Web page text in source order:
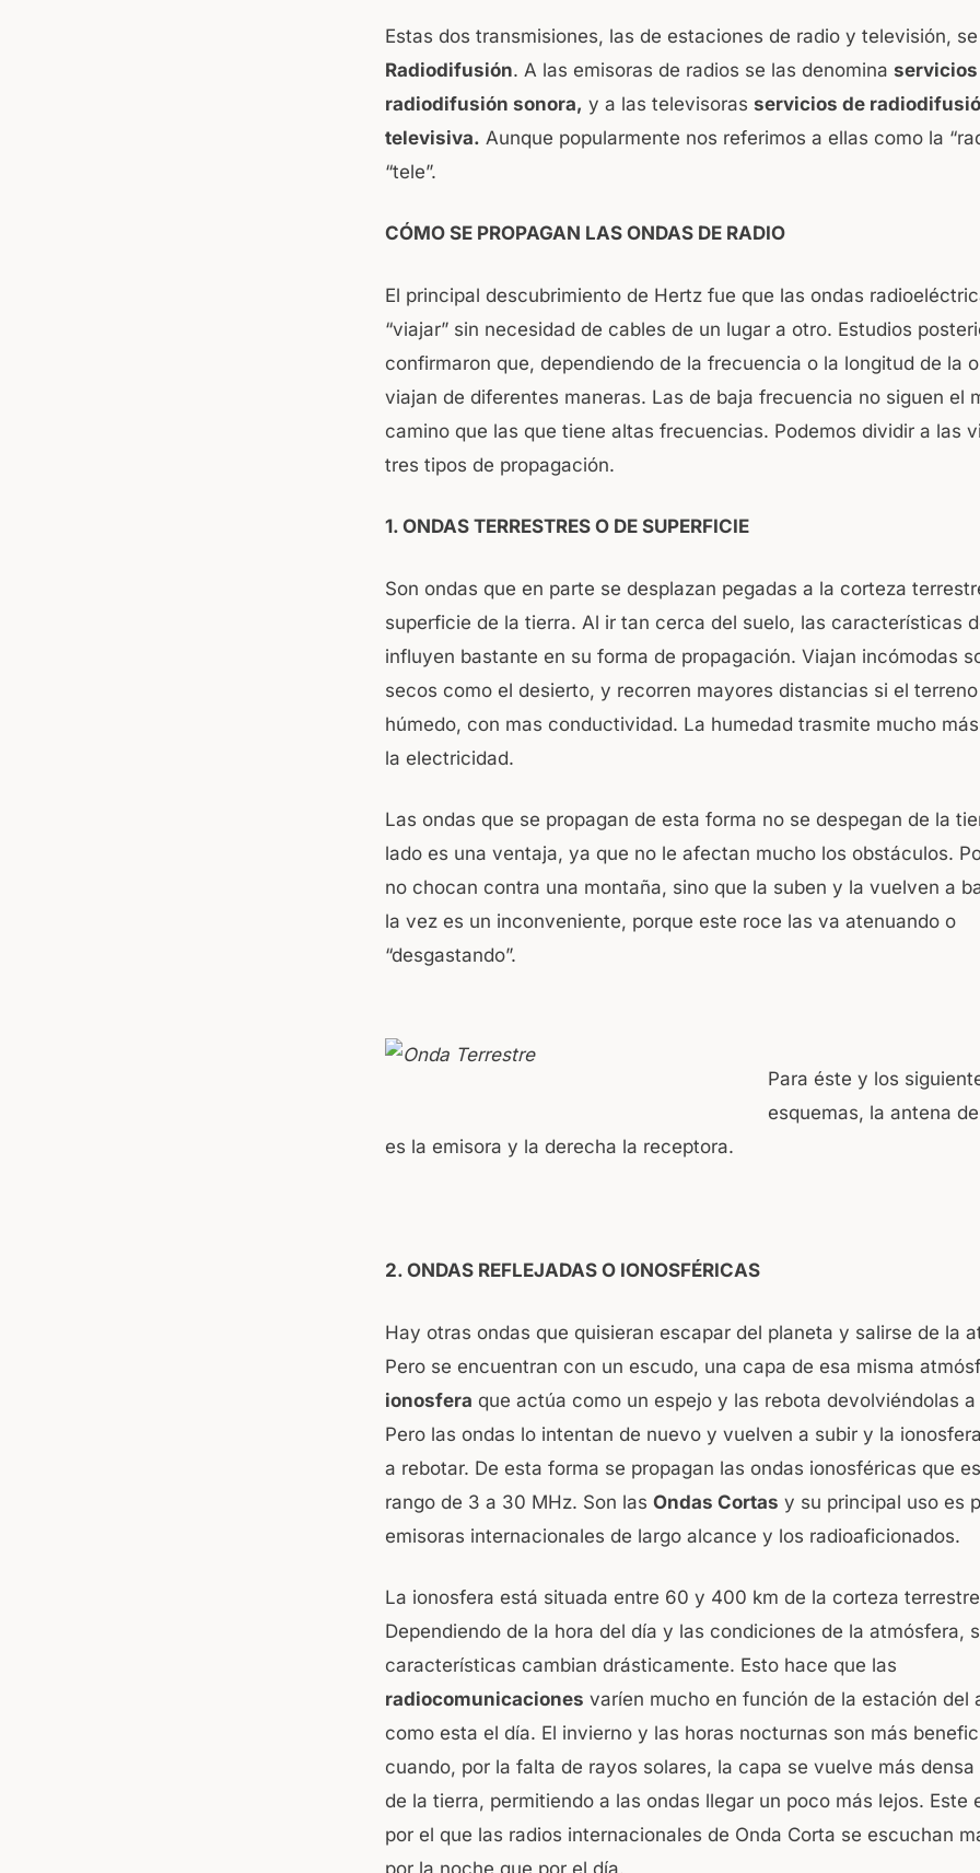
Estas dos transmisiones, las de estaciones de radio y televisión,
Radiodifusión. A las emisoras de radios se las denomina servicios
radiodifusión sonora, y a las televisoras servicios de
televisiva. Aunque popularmente nos referimos a ellas como la
“tele”.
CÓMO SE PROPAGAN LAS ONDAS DE RADIO
El principal descubrimiento de Hertz fue que las ondas
“viajar” sin necesidad de cables de un lugar a otro. Estudios
confirmaron que, dependiendo de la frecuencia o la longitud de la
viajan de diferentes maneras. Las de baja frecuencia no siguen el
camino que las que tiene altas frecuencias. Podemos dividir a las
tres tipos de propagación.
1. ONDAS TERRESTRES O DE SUPERFICIE
Son ondas que en parte se desplazan pegadas a la corteza
superficie de la tierra. Al ir tan cerca del suelo, las características
influyen bastante en su forma de propagación. Viajan incómodas
secos como el desierto, y recorren mayores distancias si el
húmedo, con mas conductividad. La humedad trasmite mucho
la electricidad.
Las ondas que se propagan de esta forma no se despegan de la
lado es una ventaja, ya que no le afectan mucho los obstáculos.
no chocan contra una montaña, sino que la suben y la vuelven a
la vez es un inconveniente, porque este roce las va atenuando o
“desgastando”.
Para éste y los
esquemas, la antena
es la emisora y la derecha la receptora.
2. ONDAS REFLEJADAS O IONOSFÉRICAS
Hay otras ondas que quisieran escapar del planeta y salirse de la
Pero se encuentran con un escudo, una capa de esa misma
ionosfera que actúa como un espejo y las rebota devolviéndolas
Pero las ondas lo intentan de nuevo y vuelven a subir y la
a rebotar. De esta forma se propagan las ondas ionosféricas que
rango de 3 a 30 MHz. Son las Ondas Cortas y su principal uso es
emisoras internacionales de largo alcance y los radioaficionados.
La ionosfera está situada entre 60 y 400 km de la corteza
Dependiendo de la hora del día y las condiciones de la atmósfera,
características cambian drásticamente. Esto hace que las
radiocomunicaciones varíen mucho en función de la estación del
como esta el día. El invierno y las horas nocturnas son más
cuando, por la falta de rayos solares, la capa se vuelve más
de la tierra, permitiendo a las ondas llegar un poco más lejos. Este
por el que las radios internacionales de Onda Corta se escuchan